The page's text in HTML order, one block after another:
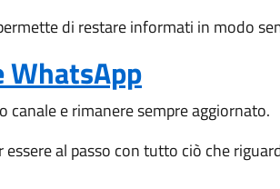
di restare informati in modo
WhatsApp
canale e rimanere sempre aggiornato.
al passo con tutto ciò che